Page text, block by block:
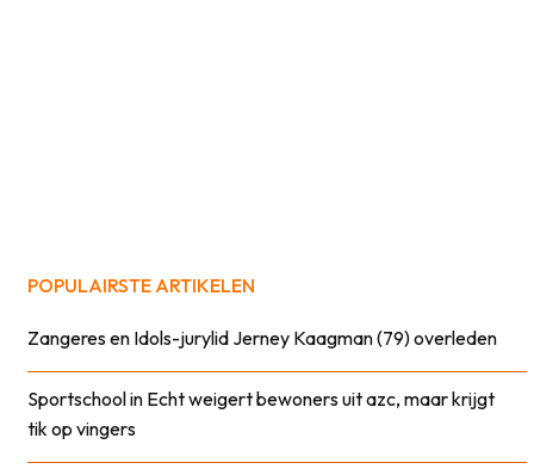
POPULAIRSTE ARTIKELEN
Zangeres en Idols-jurylid Jerney Kaagman (79) overleden
Sportschool in Echt weigert bewoners uit azc, maar krijgt
tik op vingers